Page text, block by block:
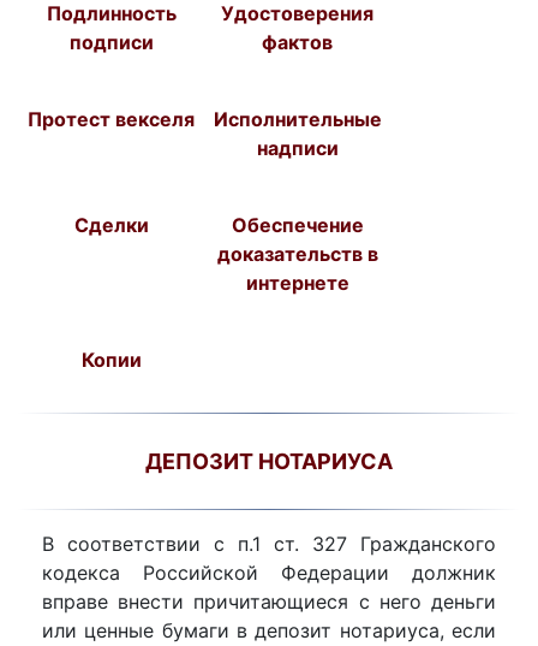
Подлинность
подписи
Удостоверения
фактов
Протест векселя
Исполнительные
надписи
Сделки
Обеспечение
доказательств в
интернете
Копии
ДЕПОЗИТ НОТАРИУСА
В соответствии с п.1 ст. 327 Гражданского
кодекса Российской Федерации должник
вправе внести причитающиеся с него деньги
или ценные бумаги в депозит нотариуса, если